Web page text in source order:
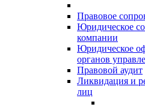
Правовое
Юридическое
компании
Юридическое
органов
Правовой аудит
Ликвидация и
лиц